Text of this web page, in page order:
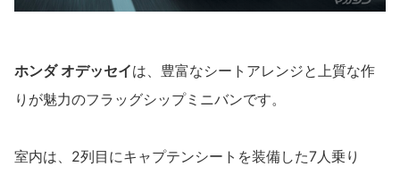
ホンダ オデッセイは、豊富なシートアレンジと上質な作
りが魅力のフラッグシップミニバンです。
室内は、2列目にキャプテンシートを装備した7人乗り